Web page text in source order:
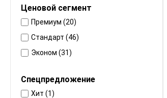
Ценовой сегмент
Премиум (20)
Стандарт (46)
Эконом (31)
Спецпредложение
Хит (1)